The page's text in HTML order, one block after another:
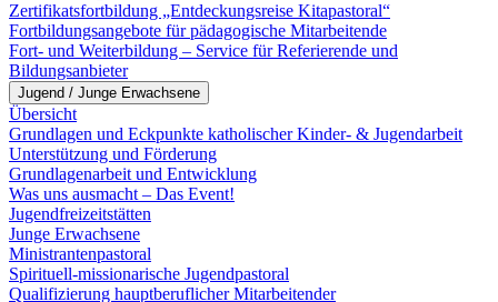
Zertifikatsfortbildung „Entdeckungsreise Kitapastoral“
Fortbildungsangebote für pädagogische Mitarbeitende
Fort- und Weiterbildung – Service für Referierende und
Bildungsanbieter
Jugend / Junge Erwachsene
Übersicht
Grundlagen und Eckpunkte katholischer Kinder- & Jugendarbeit
Unterstützung und Förderung
Grundlagenarbeit und Entwicklung
Was uns ausmacht – Das Event!
Jugendfreizeitstätten
Junge Erwachsene
Ministrantenpastoral
Spirituell-missionarische Jugendpastoral
Qualifizierung hauptberuflicher Mitarbeitender